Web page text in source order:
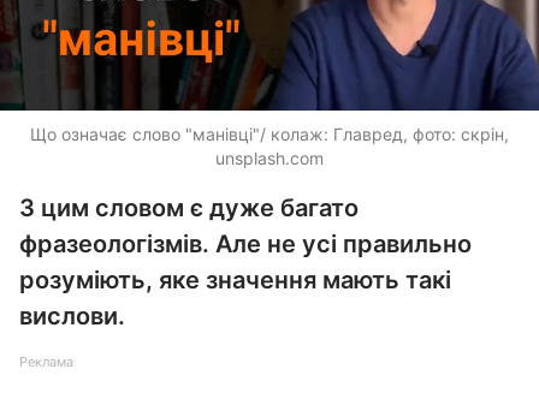
Що означає слово "манівці"/ колаж: Главред, фото: скрін,
unsplash.com
З цим словом є дуже багато
фразеологізмів. Але не усі правильно
розуміють, яке значення мають такі
вислови.
Реклама